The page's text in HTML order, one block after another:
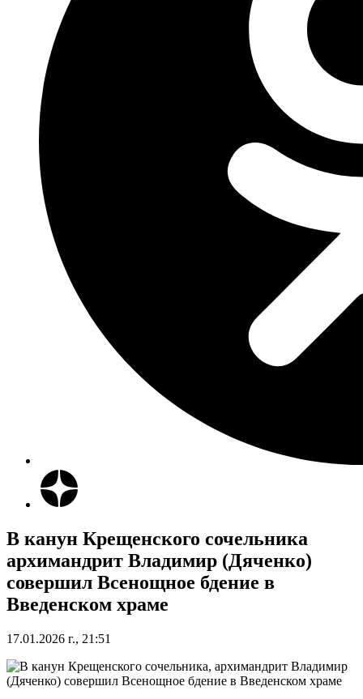
В канун Крещенского сочельника
архимандрит Владимир (Дяченко)
совершил Всенощное бдение в
Введенском храме
17.01.2026 г., 21:51